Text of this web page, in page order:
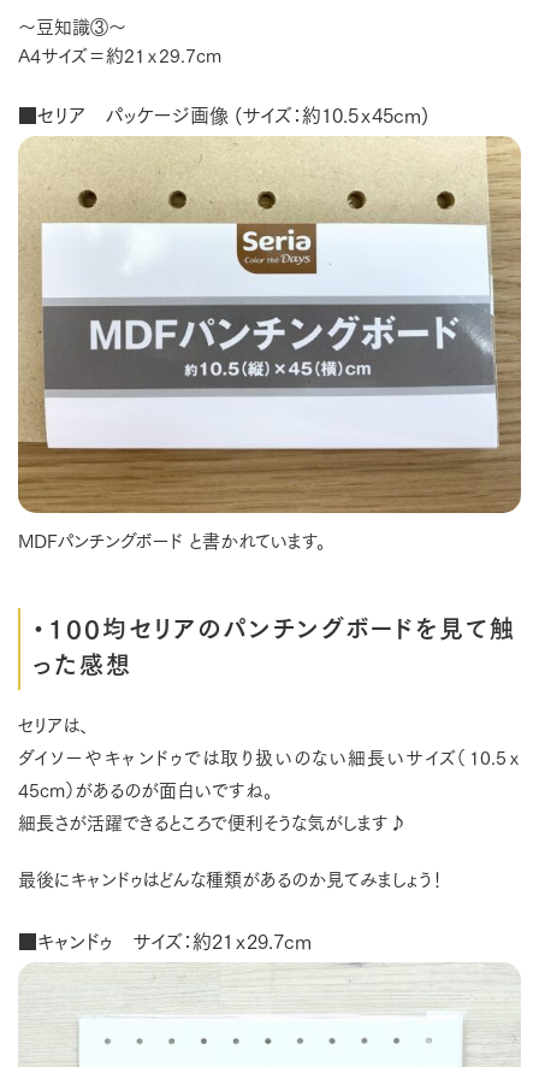
～豆知識③～
A4サイズ＝約21ｘ29.7cm
■セリア パッケージ画像 (サイズ：約10.5ｘ45cm)
MDFパンチングボード と書かれています。
・100均セリアのパンチングボードを見て触
った感想
セリアは、
ダイソーやキャンドゥでは取り扱いのない細長いサイズ（10.5ｘ
45cm）があるのが面白いですね。
細長さが活躍できるところで便利そうな気がします♪
最後にキャンドゥはどんな種類があるのか見てみましょう！
■キャンドゥ サイズ：約21ｘ29.7cm